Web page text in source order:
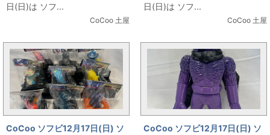
日(日)は ソフ...
CoCoo 土屋
日(日)は ソフ...
CoCoo 土屋
CoCoo ソフビ12月17日(日) ソ
CoCoo ソフビ12月17日(日) ソ